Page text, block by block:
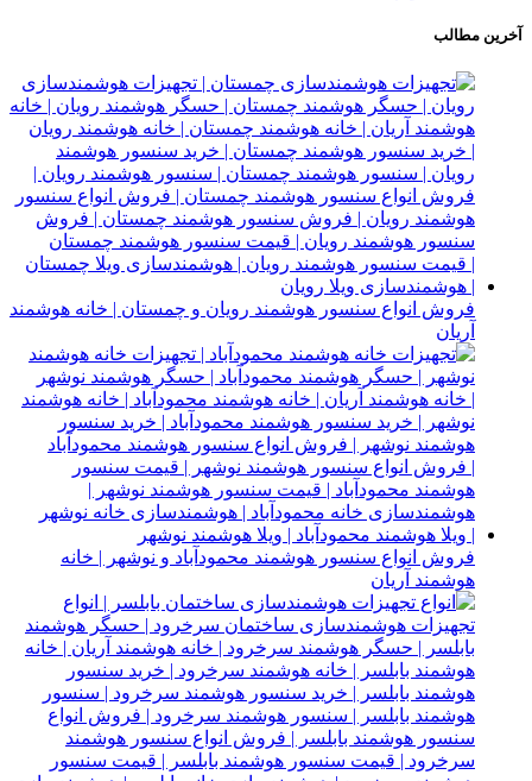
آخرین مطالب
فروش انواع سنسور هوشمند رویان و چمستان | خانه هوشمند
آریان
فروش انواع سنسور هوشمند محمودآباد و نوشهر | خانه
هوشمند آریان